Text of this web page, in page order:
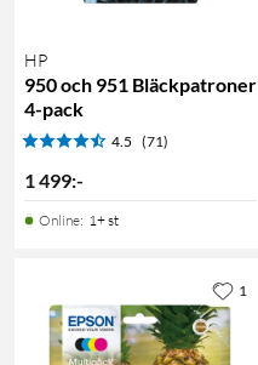
HP
950 och 951 Bläckpatroner
4-pack
4.5 (71)
1 499:-
Online: 1+ st
1